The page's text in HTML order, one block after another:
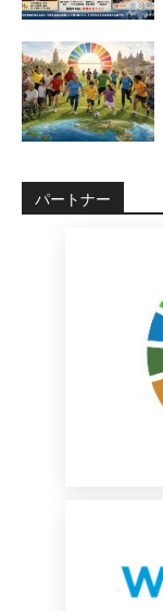
パートナー